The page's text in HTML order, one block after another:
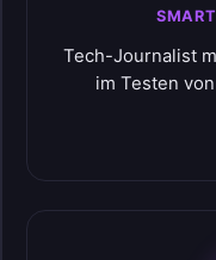
Tech-Journalist
im Testen